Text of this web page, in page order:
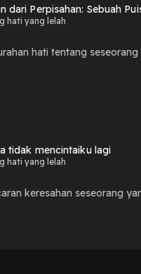
dari Perpisahan: Sebuah
hati yang lelah
hati tentang
tidak mencintaiku lagi
hati yang lelah
keresahan seseorang